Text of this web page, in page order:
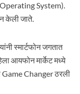
System).
केली जाते.
स्मार्टफोन जगतात
आयफोन मार्केट मध्ये
Game Changer ठरली